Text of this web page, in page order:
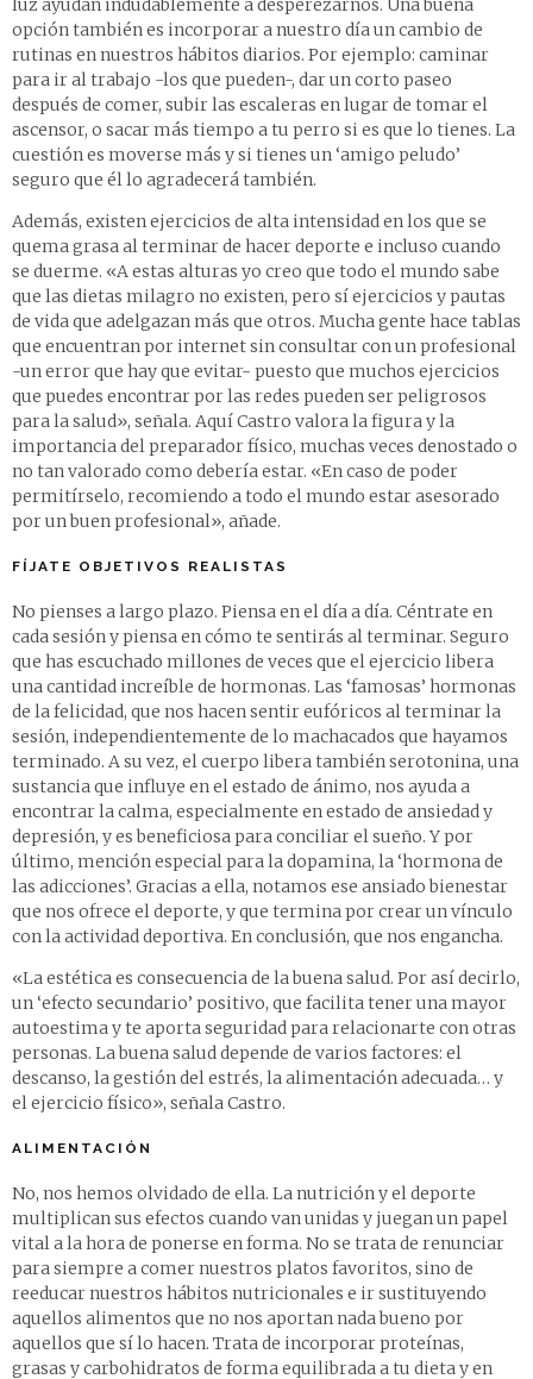
luz ayudan indudablemente a desperezarnos. Una buena
opción también es incorporar a nuestro día un cambio de
rutinas en nuestros hábitos diarios. Por ejemplo: caminar
para ir al trabajo -los que pueden-, dar un corto paseo
después de comer, subir las escaleras en lugar de tomar el
ascensor, o sacar más tiempo a tu perro si es que lo tienes. La
cuestión es moverse más y si tienes un ‘amigo peludo’
seguro que él lo agradecerá también.
Además, existen ejercicios de alta intensidad en los que se
quema grasa al terminar de hacer deporte e incluso cuando
se duerme. «A estas alturas yo creo que todo el mundo sabe
que las dietas milagro no existen, pero sí ejercicios y pautas
de vida que adelgazan más que otros. Mucha gente hace tablas
que encuentran por internet sin consultar con un profesional
-un error que hay que evitar- puesto que muchos ejercicios
que puedes encontrar por las redes pueden ser peligrosos
para la salud», señala. Aquí Castro valora la figura y la
importancia del preparador físico, muchas veces denostado o
no tan valorado como debería estar. «En caso de poder
permitírselo, recomiendo a todo el mundo estar asesorado
por un buen profesional», añade.
FÍJATE OBJETIVOS REALISTAS
No pienses a largo plazo. Piensa en el día a día. Céntrate en
cada sesión y piensa en cómo te sentirás al terminar. Seguro
que has escuchado millones de veces que el ejercicio libera
una cantidad increíble de hormonas. Las ‘famosas’ hormonas
de la felicidad, que nos hacen sentir eufóricos al terminar la
sesión, independientemente de lo machacados que hayamos
terminado. A su vez, el cuerpo libera también serotonina, una
sustancia que influye en el estado de ánimo, nos ayuda a
encontrar la calma, especialmente en estado de ansiedad y
depresión, y es beneficiosa para conciliar el sueño. Y por
último, mención especial para la dopamina, la ‘hormona de
las adicciones’. Gracias a ella, notamos ese ansiado bienestar
que nos ofrece el deporte, y que termina por crear un vínculo
con la actividad deportiva. En conclusión, que nos engancha.
«La estética es consecuencia de la buena salud. Por así decirlo,
un ‘efecto secundario’ positivo, que facilita tener una mayor
autoestima y te aporta seguridad para relacionarte con otras
personas. La buena salud depende de varios factores: el
descanso, la gestión del estrés, la alimentación adecuada… y
el ejercicio físico», señala Castro.
ALIMENTACIÓN
No, nos hemos olvidado de ella. La nutrición y el deporte
multiplican sus efectos cuando van unidas y juegan un papel
vital a la hora de ponerse en forma. No se trata de renunciar
para siempre a comer nuestros platos favoritos, sino de
reeducar nuestros hábitos nutricionales e ir sustituyendo
aquellos alimentos que no nos aportan nada bueno por
aquellos que sí lo hacen. Trata de incorporar proteínas,
grasas y carbohidratos de forma equilibrada a tu dieta y en